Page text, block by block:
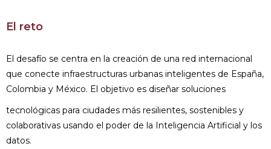
El reto
El desafío se centra en la creación de una red internacional
que conecte infraestructuras urbanas inteligentes de España,
Colombia y México. El objetivo es diseñar soluciones
tecnológicas para ciudades más resilientes, sostenibles y
colaborativas usando el poder de la Inteligencia Artificial y los
datos.